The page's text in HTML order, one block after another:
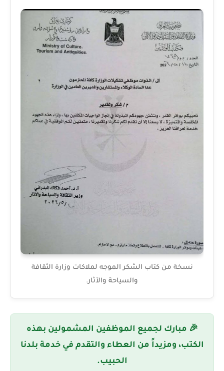
نسخة من كتاب الشكر الموجه لملاكات وزارة الثقافة
والسياحة والآثار.
🎉 مبارك لجميع الموظفين المشمولين بهذه
الكتب، ومزيداً من العطاء والتقدم في خدمة بلدنا
الحبيب.